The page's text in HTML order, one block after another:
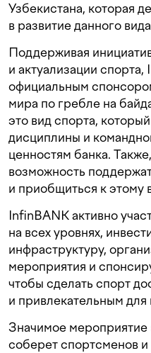
Узбекистана, которая
в развитие данного
Поддерживая
и актуализации
официальным
мира по гребле на
это вид спорта,
дисциплины и
ценностям банка.
возможность
и приобщиться к этому
InfinBANK активно
на всех уровнях,
инфраструктуру,
мероприятия и
чтобы сделать спорт
и привлекательным
Значимое
соберет спортсменов